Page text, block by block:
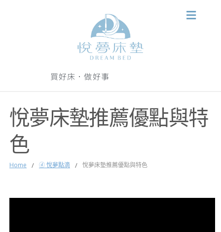
買好床．做好事
悅夢床墊推薦優點與特
色
Home / ⓓ 悅夢點滴 / 悅夢床墊推薦優點與特色